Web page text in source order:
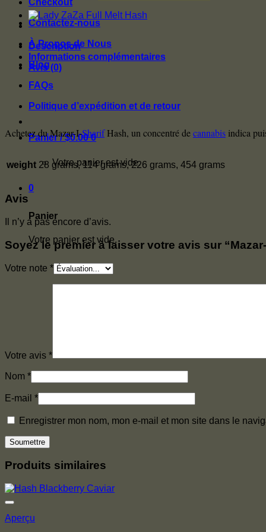
Checkout
Contactez-nous
À Propos de Nous
Blog
FAQs
Politique d’expédition et de retour
Panier /$0.00 0
Votre panier est vide.
0
Panier
Votre panier est vide.
Sharif
Hash
Description
Informations complémentaires
Avis (0)
Achetez du Mazar-I-SharifHash, un concentré decannabis indica
weight 28 grams, 114 grams, 226 grams, 454 grams
Avis
Il n’y a pas encore d’avis.
Soyez le premier à laisser votre avis sur
Votre note *
Votre avis *
Nom *
E-mail *
Enregistrer mon nom, mon e-mail et mon site dans le
Produits similaires
Aperçu